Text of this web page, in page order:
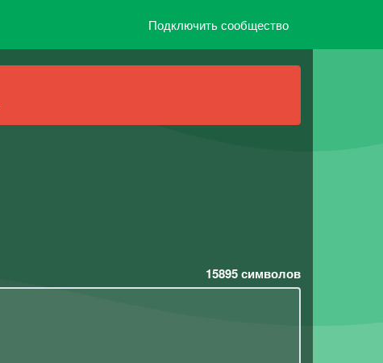
Подключить сообщество
15895символов